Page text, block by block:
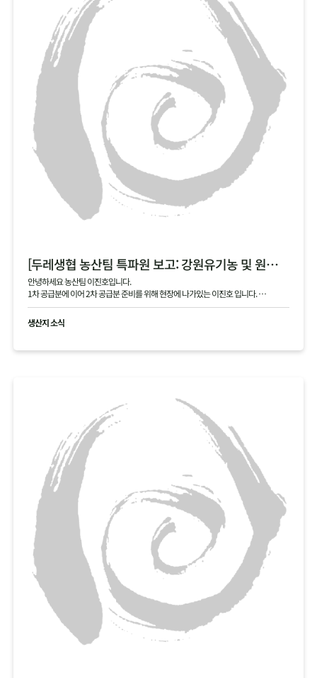
[두레생협 농산팀 특파원 보고: 강원유기농 및 원주생명농업 2차 안내]
안녕하세요 농산팀 이진호입니다.
1차 공급분에 이어 2차 공급분 준비를 위해 현장에 나가있는 이진호 입니다.
강원유기농 김장 무, 동치미 무, 대파 공급 예정이며, 현재 작확 상태 및 품질과 생산지
현황 공유드립니다.
생산지 소식